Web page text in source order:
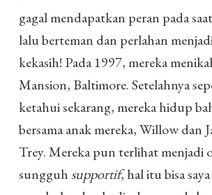
gagal mendapatkan peran pada
lalu berteman dan perlahan
kekasih! Pada 1997, mereka
Mansion, Baltimore. Setelahnya
ketahui sekarang, mereka hidup
bersama anak mereka, Willow dan
Trey. Mereka pun terlihat menjadi
sungguh supportif, hal itu bisa